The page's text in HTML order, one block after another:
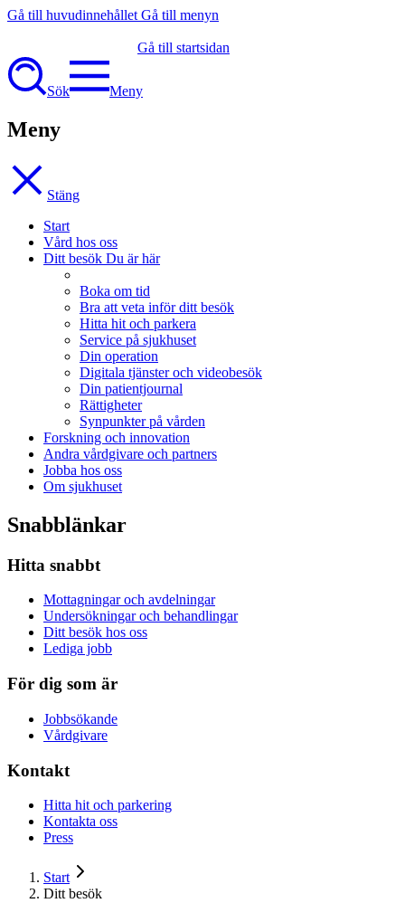
Gå till huvudinnehållet Gå till menyn
Gå till startsidan
Sök Meny
Meny
Stäng
Start
Vård hos oss
Ditt besök Du är här
Boka om tid
Bra att veta inför ditt besök
Hitta hit och parkera
Service på sjukhuset
Din operation
Digitala tjänster och videobesök
Din patientjournal
Rättigheter
Synpunkter på vården
Forskning och innovation
Andra vårdgivare och partners
Jobba hos oss
Om sjukhuset
Snabblänkar
Hitta snabbt
Mottagningar och avdelningar
Undersökningar och behandlingar
Ditt besök hos oss
Lediga jobb
För dig som är
Jobbsökande
Vårdgivare
Kontakt
Hitta hit och parkering
Kontakta oss
Press
Start
Ditt besök